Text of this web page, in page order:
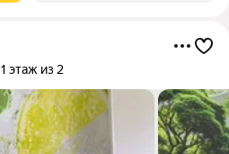
1 этаж из 2